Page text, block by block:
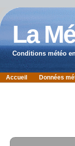
La
Conditions météo
Accueil Données